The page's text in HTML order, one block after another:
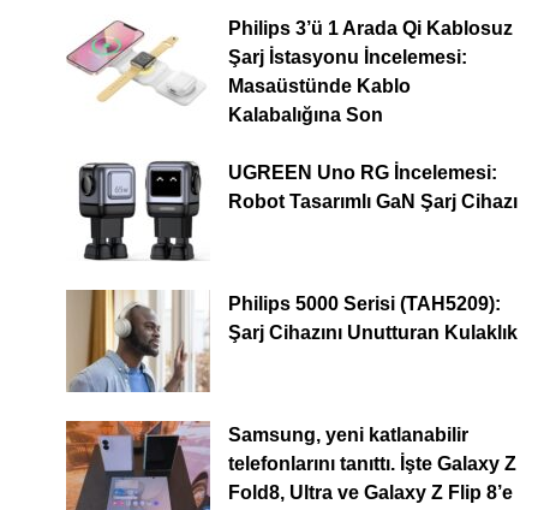
Philips 3’ü 1 Arada Qi Kablosuz
Şarj İstasyonu İncelemesi:
Masaüstünde Kablo
Kalabalığına Son
UGREEN Uno RG İncelemesi:
Robot Tasarımlı GaN Şarj Cihazı
Philips 5000 Serisi (TAH5209):
Şarj Cihazını Unutturan Kulaklık
Samsung, yeni katlanabilir
telefonlarını tanıttı. İşte Galaxy Z
Fold8, Ultra ve Galaxy Z Flip 8’e